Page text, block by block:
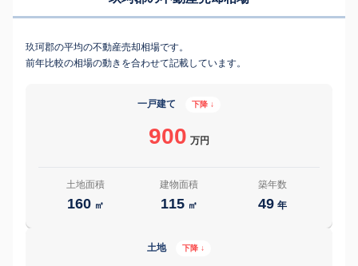
玖珂郡の平均の不動産売却相場です。
前年比較の相場の動きを合わせて記載しています。
一戸建て 下降 ↓
900 万円
土地面積
160 ㎡
建物面積
115 ㎡
築年数
49 年
土地 下降 ↓